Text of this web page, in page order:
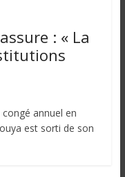
: « La
annuel en
est sorti de son